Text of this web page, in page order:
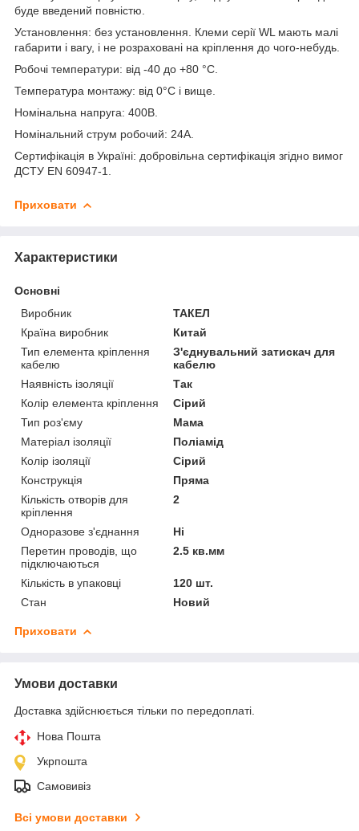
буде введений повністю.
Установлення: без установлення. Клеми серії WL мають малі
габарити і вагу, і не розраховані на кріплення до чого-небудь.
Робочі температури: від -40 до +80 °С.
Температура монтажу: від 0°С і вище.
Номінальна напруга: 400В.
Номінальний струм робочий: 24А.
Сертифікація в Україні: добровільна сертифікація згідно вимог
ДСТУ EN 60947-1.
Приховати
Характеристики
Основні
Виробник
ТАКЕЛ
Країна виробник
Китай
Тип елемента кріплення
кабелю
З'єднувальний затискач для
кабелю
Наявність ізоляції
Так
Колір елемента кріплення
Сірий
Тип роз'єму
Мама
Матеріал ізоляції
Поліамід
Колір ізоляції
Сірий
Конструкція
Пряма
Кількість отворів для
кріплення
2
Одноразове з'єднання
Ні
Перетин проводів, що
підключаються
2.5 кв.мм
Кількість в упаковці
120 шт.
Стан
Новий
Приховати
Умови доставки
Доставка здійснюється тільки по передоплаті.
Нова Пошта
Укрпошта
Самовивіз
Всі умови доставки